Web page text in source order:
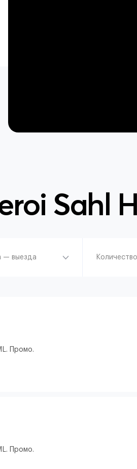
Sahl
— выезда
Промо.
Промо.